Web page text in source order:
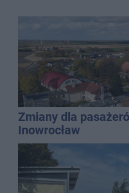
Zmiany dla
Inowrocław